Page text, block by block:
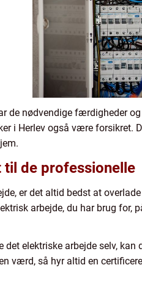
de nødvendige færdigheder
i Herlev også være forsikret.
til de professionelle
er det altid bedst at
arbejde, du har brug for,
det elektriske arbejde selv,
værd, så hyr altid en